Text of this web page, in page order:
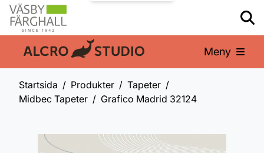
En del av: Meny
Startsida Produkter
Tapeter
Midbec Tapeter
Grafico Madrid 32124